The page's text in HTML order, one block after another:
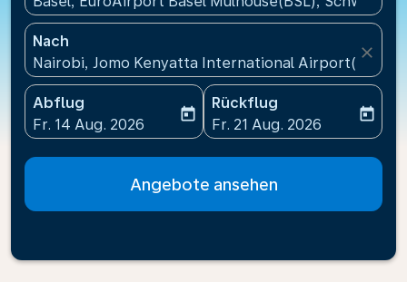
Nach
Nairobi, Jomo Kenyatta International Airport(NBO),
close
Abflug
fc-booking-departure-date-aria-label
Fr. 14 Aug. 2026
today
Rückflug
fc-booking-return-date-
Fr. 21 Aug. 2026
today
Angebote ansehen